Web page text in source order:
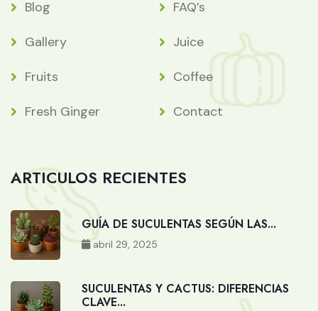
Blog FAQ’s
Gallery Juice
Fruits Coffee
Fresh Ginger Contact
ARTICULOS RECIENTES
GUÍA DE SUCULENTAS SEGÚN LAS...
abril 29, 2025
SUCULENTAS Y CACTUS: DIFERENCIAS
CLAVE...